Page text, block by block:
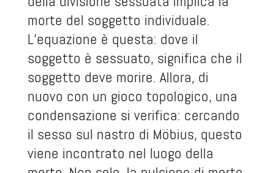
morte del soggetto individuale.
L’equazione è questa: dove il
soggetto è sessuato, significa che il
soggetto deve morire. Allora, di
nuovo con un gioco topologico, una
condensazione si verifica: cercando
il sesso sul nastro di Möbius, questo
viene incontrato nel luogo della